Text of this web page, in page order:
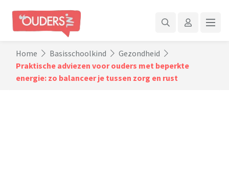
Home Basisschoolkind
Gezondheid
Praktische adviezen voor ouders met beperkte
energie: zo balanceer je tussen zorg en rust